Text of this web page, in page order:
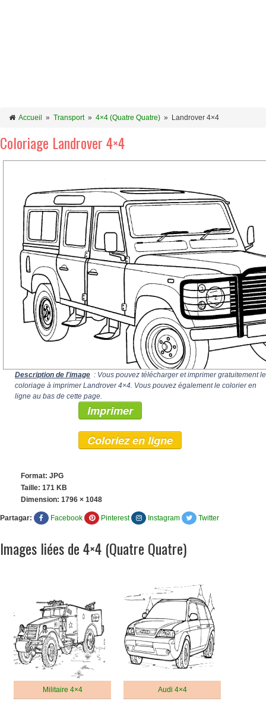
Accueil » Transport» 4×4 (Quatre Quatre) » Landrover 4×4
Coloriage Landrover 4×4
Description de l'image : Vous pouvez télécharger et imprimer gratuitement le
coloriage à imprimer Landrover 4×4. Vous pouvez également le colorier en
ligne au bas de cette page.
Imprimer
Coloriez en ligne
Format: JPG
Taille: 171 KB
Dimension: 1796 × 1048
Partagar: Facebook Pinterest Instagram Twitter
Images liées de 4×4 (Quatre Quatre)
Militaire 4×4 Audi 4×4